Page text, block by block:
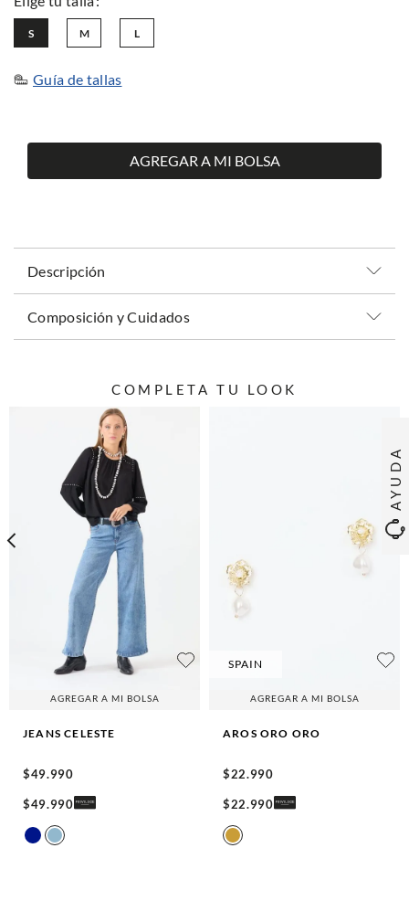
AYUDA
L
M
S
Guía de tallas
AGREGAR A MI BOLSA
Descripción
Composición y Cuidados
COMPLETA TU LOOK
AGREGAR A MI BOLSA
JEANS CELESTE
$49.990
$49.990
SPAIN
AGREGAR A MI BOLSA
AROS ORO ORO
$22.990
$22.990